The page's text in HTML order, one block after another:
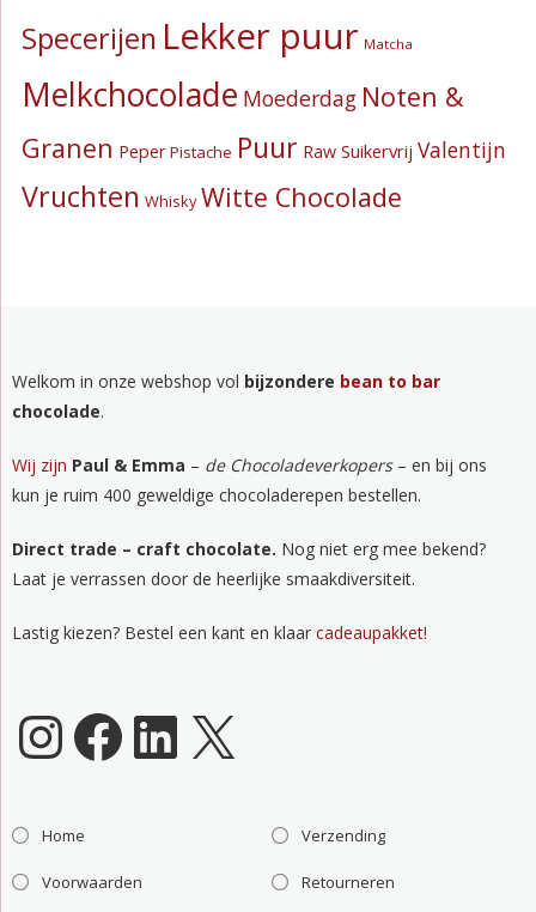
Specerijen Lekker puur Matcha
Melkchocolade Moederdag Noten &
Granen Peper Pistache Puur Raw Suikervrij Valentijn
Vruchten Whisky Witte Chocolade
Welkom in onze webshop vol bijzondere bean to bar
chocolade.
Wij zijn Paul & Emma – de Chocoladeverkopers– en bij ons
kun je ruim 400 geweldige chocoladerepen bestellen.
Direct trade – craft chocolate. Nog niet erg mee bekend?
Laat je verrassen door de heerlijke smaakdiversiteit.
Lastig kiezen? Bestel een kant en klaar cadeaupakket!
Chocoladeverkopers Instagram
Facebook
LinkedIn
X
Home
Voorwaarden
Verzending
Retourneren